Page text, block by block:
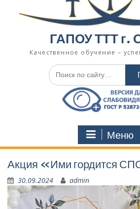
ГАПОУ ТТТ г.
Качественное обучение –
Искать:
Меню
Акция «Ими гордится
30.09.2024 admin